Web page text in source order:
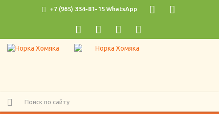
+7 (965) 334-81-15 WhatsApp